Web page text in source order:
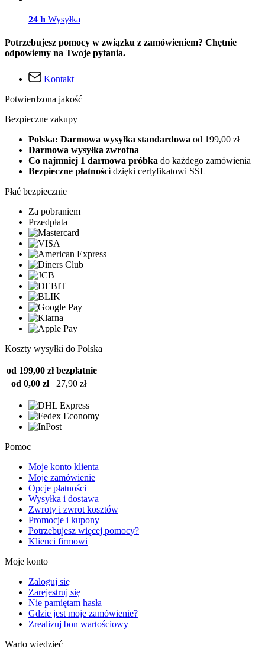
24 h Wysyłka
Potrzebujesz pomocy w związku z zamówieniem? Chętnie
odpowiemy na Twoje pytania.
Kontakt
Potwierdzona jakość
Bezpieczne zakupy
Polska: Darmowa wysyłka standardowa od 199,00 zł
Darmowa wysyłka zwrotna
Co najmniej 1 darmowa próbka do każdego zamówienia
Bezpieczne płatności dzięki certyfikatowi SSL
Płać bezpiecznie
Za pobraniem
Przedpłata
Koszty wysyłki do Polska
od 199,00 zł bezpłatnie
od 0,00 zł
27,90 zł
Pomoc
Moje konto klienta
Moje zamówienie
Opcje płatności
Wysyłka i dostawa
Zwroty i zwrot kosztów
Promocje i kupony
Potrzebujesz więcej pomocy?
Klienci firmowi
Moje konto
Zaloguj się
Zarejestruj się
Nie pamiętam hasła
Gdzie jest moje zamówienie?
Zrealizuj bon wartościowy
Warto wiedzieć